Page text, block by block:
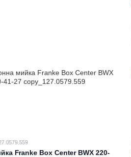
Franke Box Center BWX 220-